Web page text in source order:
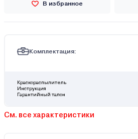
В избранное
Комплектация:
Краскораспылитель
Инструкция
Гарантийный талон
См. все характеристики